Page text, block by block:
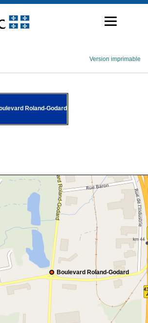
Version imprimable
Roland-Godard
Boulevard Roland-Godard